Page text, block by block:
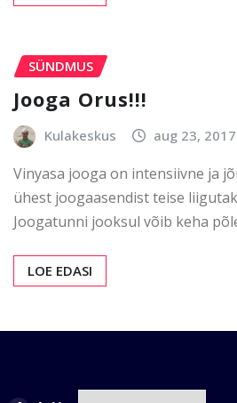
SÜNDMUS
Jooga Orus!!!
Kulakeskus aug 23, 2017
Vinyasa jooga on intensiivne ja
ühest joogaasendist teise
Joogatunni jooksul võib keha
LOE EDASI